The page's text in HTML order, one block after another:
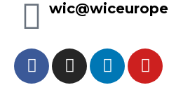
F
a
I
n
L
i
Y
o